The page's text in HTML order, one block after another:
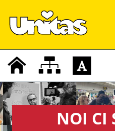
NOI CI